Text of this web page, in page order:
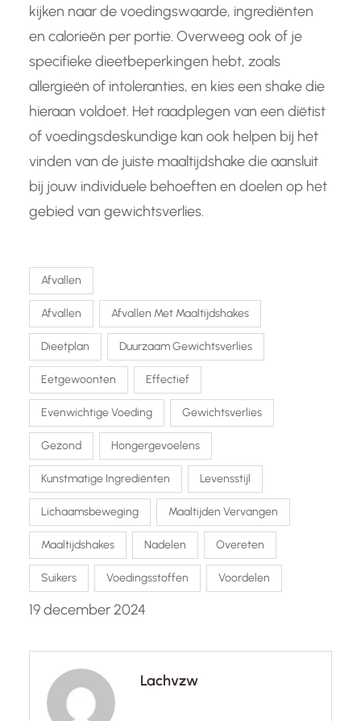
kijken naar de voedingswaarde, ingrediënten
en calorieën per portie. Overweeg ook of je
specifieke dieetbeperkingen hebt, zoals
allergieën of intoleranties, en kies een shake die
hieraan voldoet. Het raadplegen van een diëtist
of voedingsdeskundige kan ook helpen bij het
vinden van de juiste maaltijdshake die aansluit
bij jouw individuele behoeften en doelen op het
gebied van gewichtsverlies.
Afvallen
Afvallen Afvallen Met Maaltijdshakes
Dieetplan Duurzaam Gewichtsverlies
Eetgewoonten Effectief
Evenwichtige Voeding Gewichtsverlies
Gezond Hongergevoelens
Kunstmatige Ingrediënten Levensstijl
Lichaamsbeweging Maaltijden Vervangen
Maaltijdshakes Nadelen Overeten
Suikers Voedingsstoffen Voordelen
19 december 2024
Lachvzw